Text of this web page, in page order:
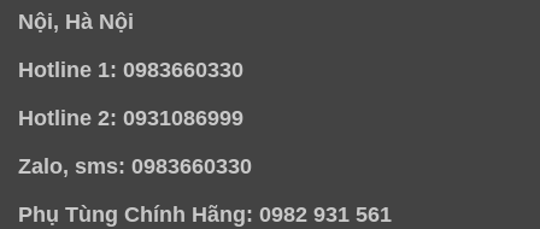
Nội, Hà Nội
Hotline 1: 0983660330
Hotline 2: 0931086999
Zalo, sms: 0983660330
Phụ Tùng Chính Hãng: 0982 931 561